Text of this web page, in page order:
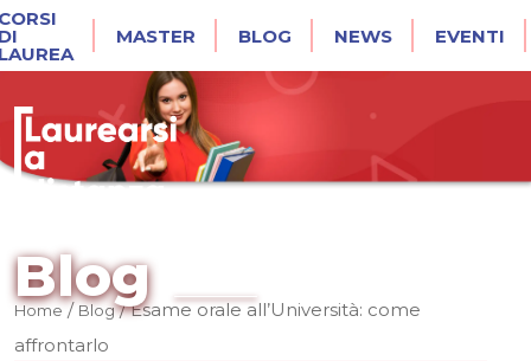
MASTER BLOG NEWS EVENTI
Blog
Home/Blog/Esame orale all’Università: come
affrontarlo